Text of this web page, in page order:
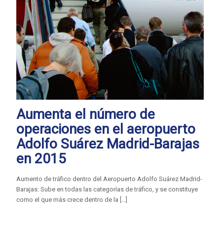
Aumenta el número de
operaciones en el aeropuerto
Adolfo Suárez Madrid-Barajas
en 2015
Aumento de tráfico dentro del Aeropuerto Adolfo Suárez Madrid-
Barajas: Sube en todas las categorías de tráfico, y se constituye
como el que más crece dentro de la […]